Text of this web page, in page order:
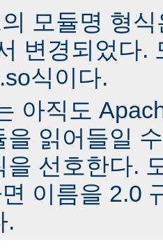
모듈명 형
변경되었다.
식이다.
아직도
을 읽어들일
을 선호한다.
이름을 2.0
.